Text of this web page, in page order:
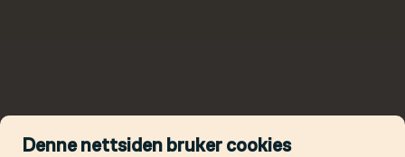
Denne nettsiden bruker cookies